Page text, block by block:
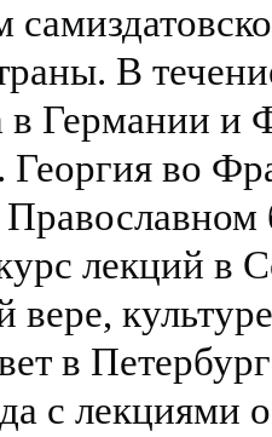
В
Германии и
Георгия во
лекций в
вере,
в
с лекциями